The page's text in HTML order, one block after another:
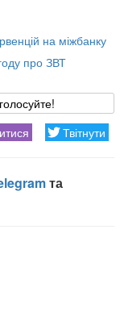
на міжбанку
про ЗВТ